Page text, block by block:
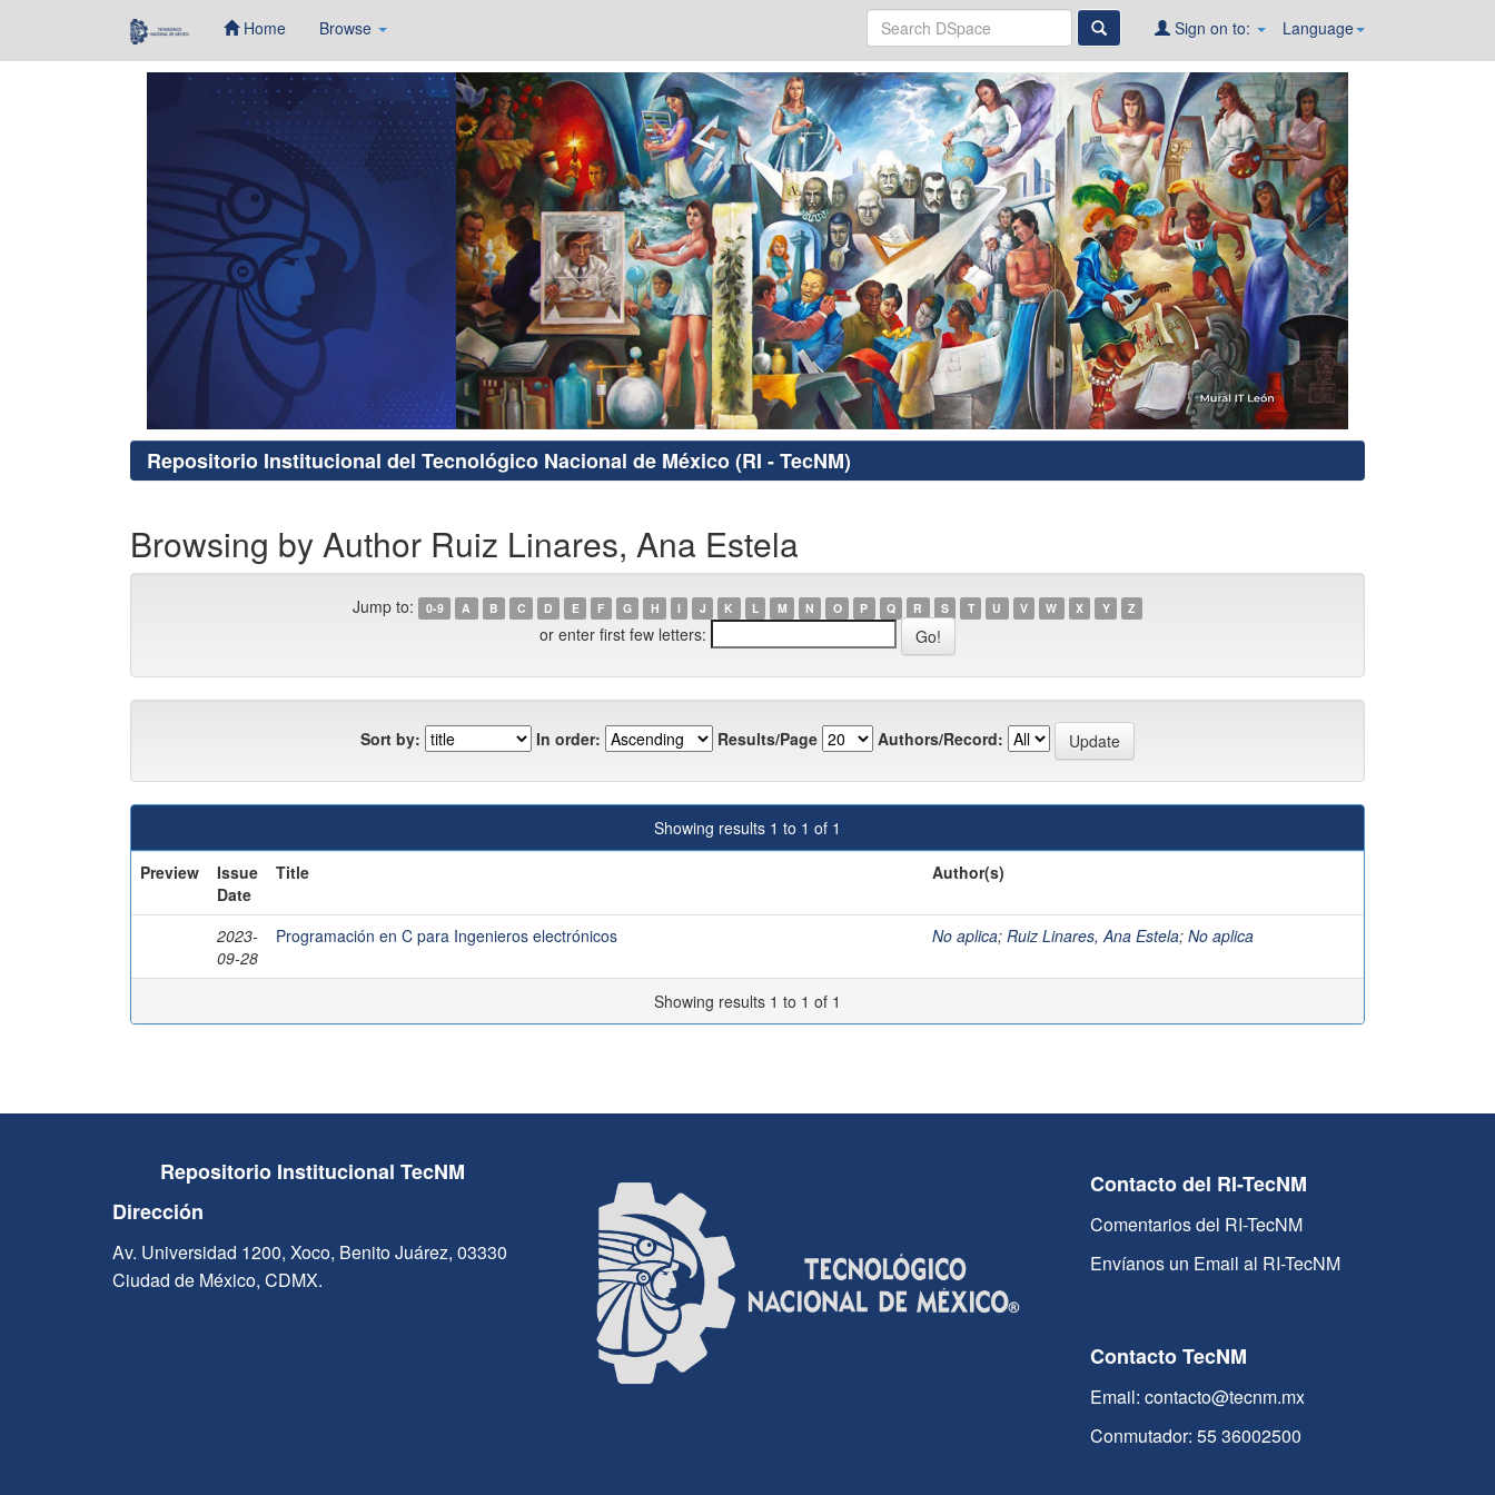
Home Browse Language
Sign on to:
Repositorio Institucional del Tecnológico Nacional de México (RI - TecNM)
Browsing by Author Ruiz Linares, Ana Estela
Jump to: 0-9 A B C D E F G H I J K L M N O P Q R S T U V W X Y Z
or enter first few letters:
Sort by: In order: Results/Page Authors/Record:
Showing results 1 to 1 of 1
Preview
Issue
Date
Title Author(s)
2023-
09-28
Programación en C para Ingenieros electrónicos No aplica; Ruiz Linares, Ana Estela; No aplica
Showing results 1 to 1 of 1
Repositorio Institucional TecNM
Dirección
Av. Universidad 1200, Xoco, Benito Juárez, 03330
Ciudad de México, CDMX.
Contacto del RI-TecNM
Comentarios del RI-TecNM
Envíanos un Email al RI-TecNM
Contacto TecNM
Email: contacto@tecnm.mx
Conmutador: 55 36002500